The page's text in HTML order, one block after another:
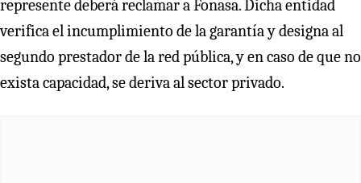
represente deberá reclamar a Fonasa. Dicha entidad
verifica el incumplimiento de la garantía y designa al
segundo prestador de la red pública, y en caso de que no
exista capacidad, se deriva al sector privado.